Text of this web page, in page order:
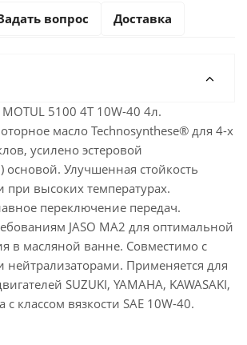
вопрос Доставка
5100 4T 10W-40 4л.
масло Technosynthese® для 4-х
усилено эстеровой
Улучшенная стойкость
при высоких температурах.
переключение передач.
JASO MA2 для оптимальной
в масляной ванне. Совместимо с
нейтрализаторами. Применяется для
SUZUKI, YAMAHA, KAWASAKI,
классом вязкости SAE 10W-40.